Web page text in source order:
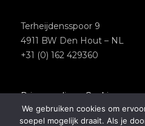
Terheijdensspoor 9
4911 BW Den Hout – NL
+31 (0) 162 429360
Privacypolicy–Cookies
Copyright 2018 – Van Olst
We gebruiken cookies om
soepel mogelijk draait. Als je